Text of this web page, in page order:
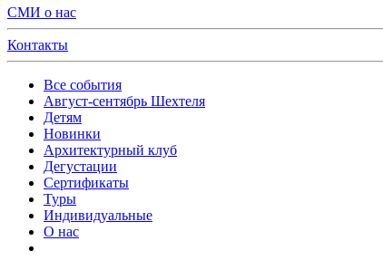
СМИ о нас
Контакты
Все события
Август-сентябрь Шехтеля
Детям
Новинки
Архитектурный клуб
Дегустации
Сертификаты
Туры
Индивидуальные
О нас